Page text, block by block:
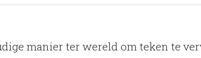
manier ter wereld om teken te